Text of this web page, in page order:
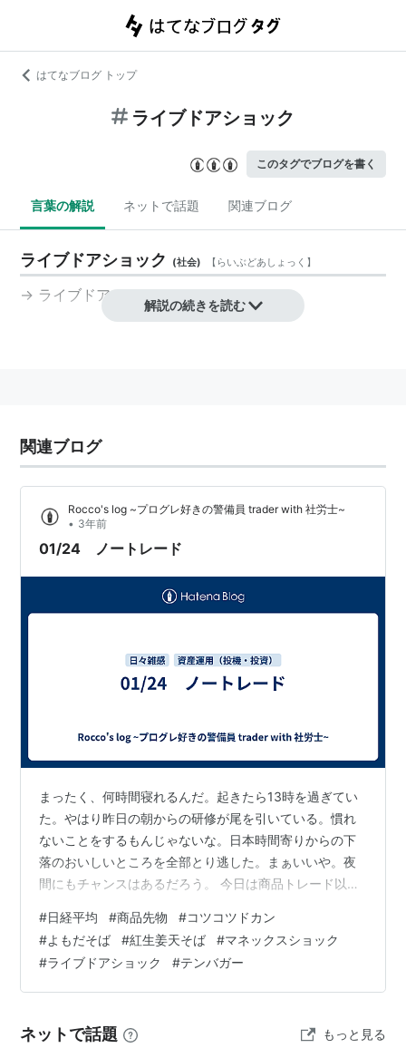
はてなブログ トップ
ライブドアショック
このタグでブログを書く
言葉の解説 ネットで話題 関連ブログ
ライブドアショック (社会) 【 らいぶどあしょっく 】
→ ライブドア・ショック
解説の続きを読む
関連ブログ
Rocco's log ~プログレ好きの警備員 trader with 社労士~
• 3年前
01/24 ノートレード
まったく、何時間寝れるんだ。起きたら13時を過ぎてい
た。やはり昨日の朝からの研修が尾を引いている。慣れ
ないことをするもんじゃないな。日本時間寄りからの下
落のおいしいところを全部とり逃した。まぁいいや。夜
間にもチャンスはあるだろう。 今日は商品トレード以外
でのどこかの時点で日経は40000円をトライするだろ
う。僕は短期トレードは商品だけ。株は20銘柄近く持っ
ているが、全て長期保有だ。古いものだと25年以上にな
る。でも、優良株を選んで計画的に株式投資をしてきた
担保にして（6割くらいの値段で現金評価…
#日経平均 #商品先物 #コツコツドカン
#よもだそば #紅生姜天そば #マネックスショック
#ライブドアショック #テンバガー
ネットで話題 もっと見る